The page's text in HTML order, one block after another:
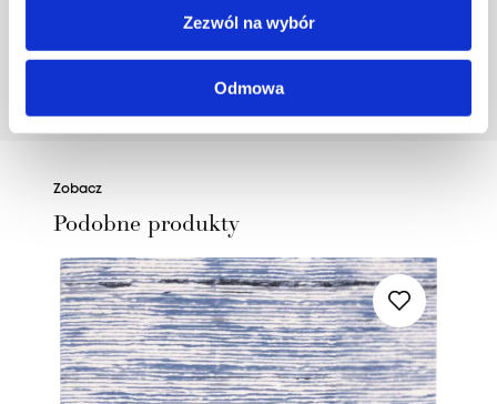
Zezwól na wybór
Odmowa
POZNAJ PROJEKTANTA
Zobacz
Podobne produkty